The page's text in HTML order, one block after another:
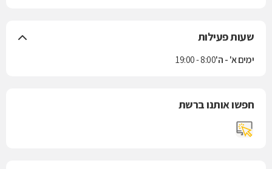
שעות פעילות
ימים א' - ה'8:00 - 19:00
חפשו אותנו ברשת